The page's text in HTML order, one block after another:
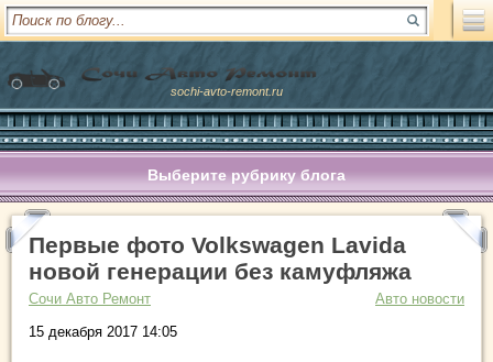
sochi-avto-remont.ru
Выберите рубрику блога
Первые фото Volkswagen Lavida
новой генерации без камуфляжа
Сочи Авто Ремонт
Авто новости
15 декабря 2017 14:05